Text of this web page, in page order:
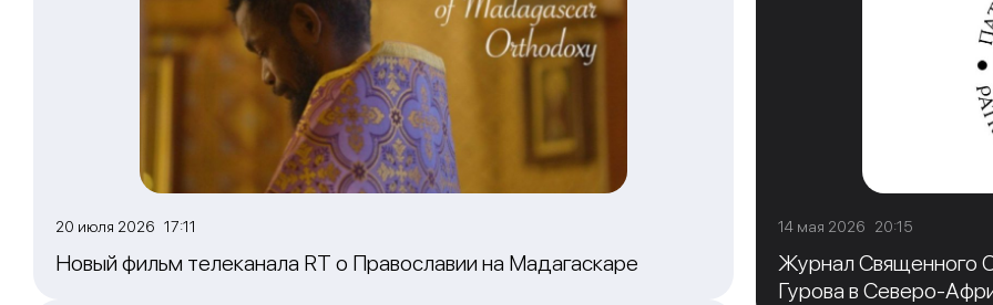
20 июля 2026 17:11
Новый фильм телеканала RT о Православии на Мадагаскаре
14 мая 2026 20:15
Журнал Священного
Гурова в Северо-